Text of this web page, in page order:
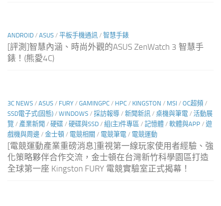
ANDROID / ASUS / 平板手機通訊 / 智慧手錶
[評測]智慧內涵、時尚外觀的ASUS ZenWatch 3 智慧手
錶！(熊愛4C)
3C NEWS / ASUS / FURY / GAMINGPC / HPC / KINGSTON / MSI / OC超頻 /
SSD電子式(固態) / WINDOWS / 採訪報導 / 新聞新訊 / 桌機與筆電 / 活動展
覽 / 產業新聞 / 硬碟 / 硬碟與SSD / 組(主)件專區 / 記憶體 / 軟體與APP / 遊
戲機與周邊 / 金士頓 / 電競相關 / 電競筆電 / 電競運動
[電競運動產業重磅消息]重視第一線玩家使用者經驗、強
化策略夥伴合作交流，金士頓在台灣新竹科學園區打造
全球第一座 Kingston FURY 電競實驗室正式揭幕！